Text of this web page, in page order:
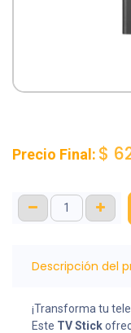
Precio Final: $
Descripción del
¡Transforma tu
Este TV Stick